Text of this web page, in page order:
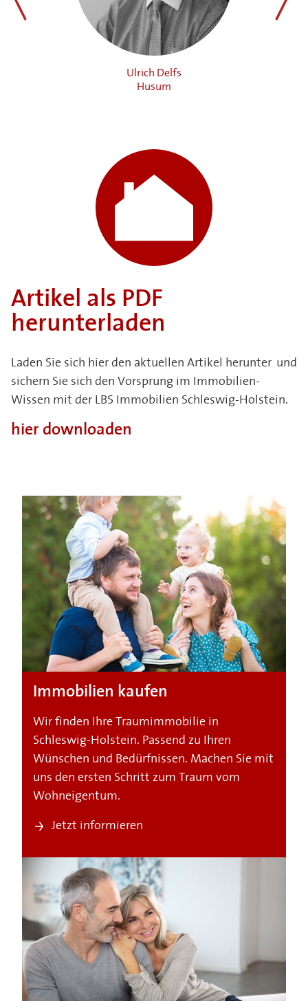
Ulrich Delfs
Husum
Artikel als PDF
herunterladen
Laden Sie sich hier den aktuellen Artikel herunter und
sichern Sie sich den Vorsprung im Immobilien-
Wissen mit der LBS Immobilien Schleswig-Holstein.
hier downloaden
Immobilien kaufen
Wir finden Ihre Traumimmobilie in
Schleswig-Holstein. Passend zu Ihren
Wünschen und Bedürfnissen. Machen Sie mit
uns den ersten Schritt zum Traum vom
Wohneigentum.
Jetzt informieren